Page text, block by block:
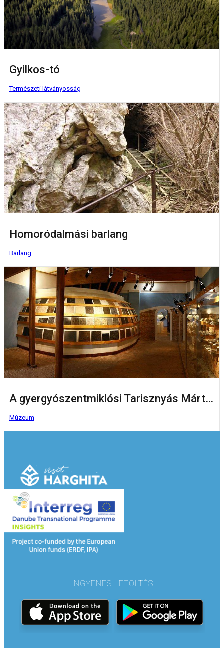
Gyilkos-tó
Természeti látványosság
Homoródalmási barlang
Barlang
A gyergyószentmiklósi Tarisznyás Márton Múzeum
Múzeum
INGYENES LETÖLTÉS